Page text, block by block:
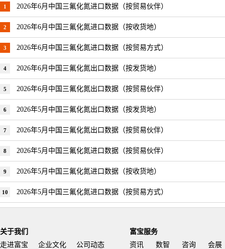
1 2026年6月中国三氟化氮进口数据（按贸易伙伴）
2 2026年6月中国三氟化氮进口数据（按收货地）
3 2026年6月中国三氟化氮进口数据（按贸易方式）
4 2026年6月中国三氟化氮出口数据（按发货地）
5 2026年6月中国三氟化氮出口数据（按贸易伙伴）
6 2026年5月中国三氟化氮出口数据（按发货地）
7 2026年5月中国三氟化氮出口数据（按贸易伙伴）
8 2026年5月中国三氟化氮进口数据（按贸易伙伴）
9 2026年5月中国三氟化氮进口数据（按收货地）
10 2026年5月中国三氟化氮进口数据（按贸易方式）
关于我们
走进富宝
企业文化
公司动态
富宝服务
资讯
数智 咨询
会展